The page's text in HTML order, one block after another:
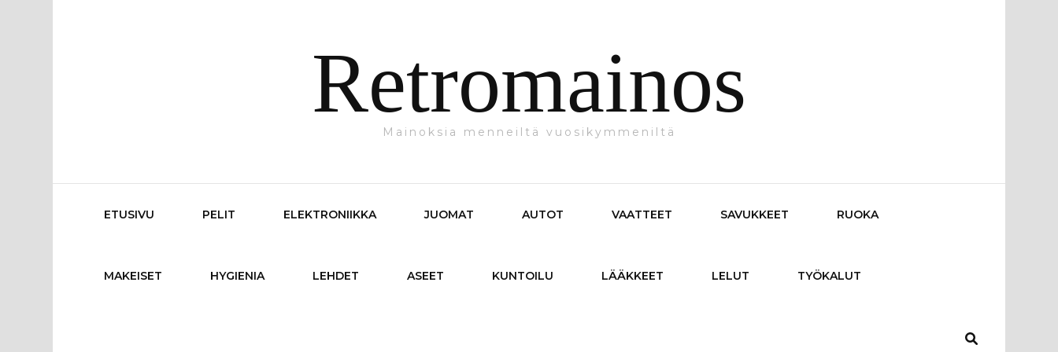
Retromainos
Mainoksia menneiltä vuosikymmeniltä
ETUSIVU PELIT ELEKTRONIIKKA JUOMAT AUTOT VAATTEET SAVUKKEET RUOKA
MAKEISET HYGIENIA LEHDET ASEET KUNTOILU LÄÄKKEET LELUT TYÖKALUT